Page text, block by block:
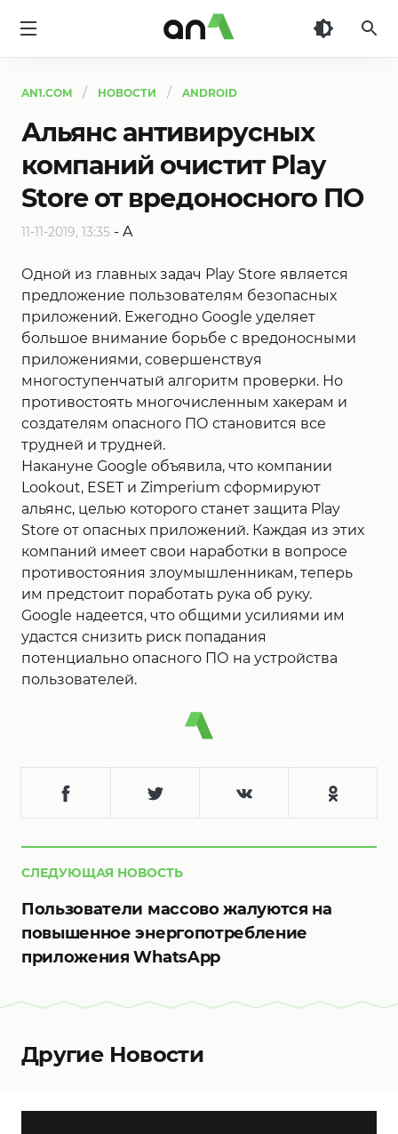
AN1.COM НОВОСТИ ANDROID
Альянс антивирусных
компаний очистит Play
Store от вредоносного ПО
11-11-2019, 13:35 - A
Одной из главных задач Play Store является
предложение пользователям безопасных
приложений. Ежегодно Google уделяет
большое внимание борьбе с вредоносными
приложениями, совершенствуя
многоступенчатый алгоритм проверки. Но
противостоять многочисленным хакерам и
создателям опасного ПО становится все
трудней и трудней.
Накануне Google объявила, что компании
Lookout, ESET и Zimperium сформируют
альянс, целью которого станет защита Play
Store от опасных приложений. Каждая из этих
компаний имеет свои наработки в вопросе
противостояния злоумышленникам, теперь
им предстоит поработать рука об руку.
Google надеется, что общими усилиями им
удастся снизить риск попадания
потенциально опасного ПО на устройства
пользователей.
СЛЕДУЮЩАЯ НОВОСТЬ
Пользователи массово жалуются на
повышенное энергопотребление
приложения WhatsApp
Другие Новости